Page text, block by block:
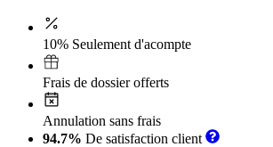
10% Seulement d'acompte
Frais de dossier offerts
Annulation sans frais
94.7% De satisfaction client